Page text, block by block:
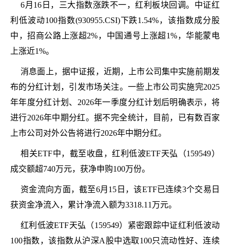
6月16日，三大指数涨跌不一，红利板块回调。中证红
利低波动100指数(930955.CSI)下跌1.54%，该指数成分股
中，招商公路上涨超2%，中国通号上涨超1%，华能蒙电
上涨近1%。
消息面上，据中证报，近期，上市公司集中实施前期发
布的分红计划，引发市场关注。一些上市公司实施完2025
年年度分红计划、2026年一季度分红计划后明确表示，将
进行2026年中期分红。据不完全统计，目前，已有数百家
上市公司对外公告将进行2026年中期分红。
相关ETF中，截至收盘，红利低波ETF天弘（159549）
成交额超740万元，获净申购100万份。
资金流向方面，截至6月15日，该ETF已连续3个交易日
获资金净流入，累计净流入额为3318.11万元。
红利低波ETF天弘（159549）紧密跟踪中证红利低波动
100指数，该指数从沪深A股中选取100只流动性好、连续